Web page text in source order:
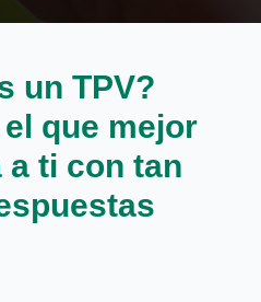
un TPV?
que mejor
a ti con tan